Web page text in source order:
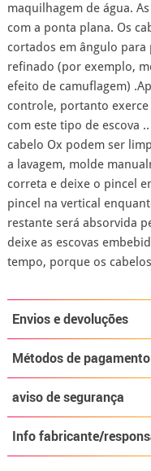
maquilhagem de água.
com a ponta plana. Os
cortados em ângulo
refinado (por exemplo,
efeito de camuflagem)
controle, portanto
com este tipo de escova
cabelo Ox podem ser
a lavagem, molde
correta e deixe o pincel
pincel na vertical
restante será absorvida
deixe as escovas
tempo, porque os
Envios e devoluções
Métodos de pagamento
aviso de segurança
Info fabricante/